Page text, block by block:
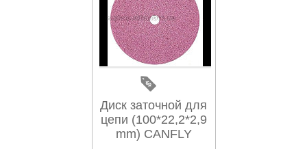
Диск заточной для
цепи (100*22,2*2,9
mm) CANFLY